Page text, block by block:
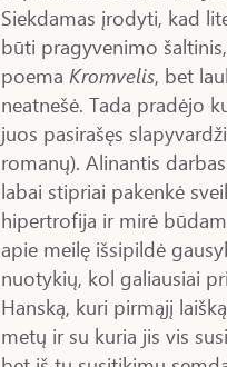
Siekdamas įrodyti, kad
būti pragyvenimo
poema Kromvelis, bet
neatnešė. Tada pradėjo
juos pasirašęs
romanų). Alinantis
labai stipriai pakenkė
hipertrofija ir mirė
apie meilę išsipildė
nuotykių, kol galiausiai
Hanską, kuri pirmąjį
metų ir su kuria jis vis